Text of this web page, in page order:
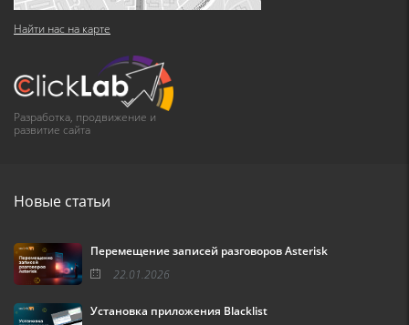
Найти нас на карте
Разработка, продвижение и
развитие сайта
Новые статьи
Перемещение записей разговоров Asterisk
22.01.2026
Установка приложения Blacklist